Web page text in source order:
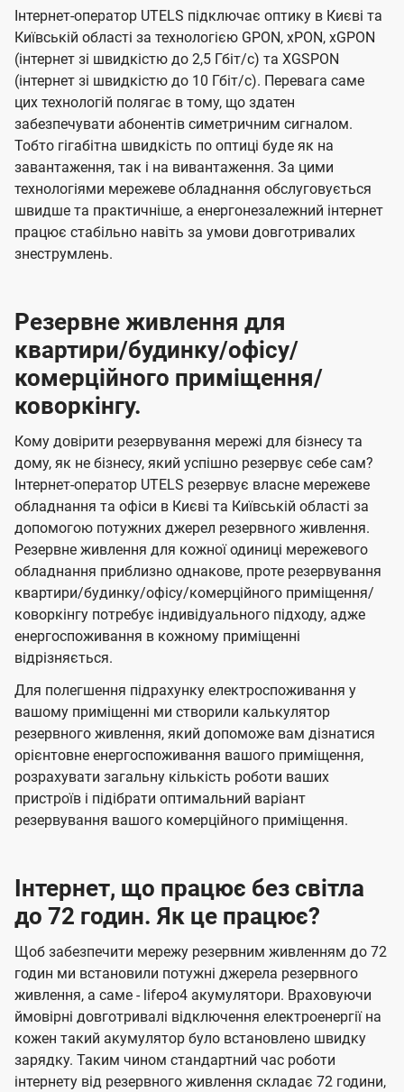
Інтернет-оператор UTELS підключає оптику в Києві та
Київській області за технологією GPON, xPON, xGPON
(інтернет зі швидкістю до 2,5 Гбіт/с) та XGSPON
(інтернет зі швидкістю до 10 Гбіт/с). Перевага саме
цих технологій полягає в тому, що здатен
забезпечувати абонентів симетричним сигналом.
Тобто гігабітна швидкість по оптиці буде як на
завантаження, так і на вивантаження. За цими
технологіями мережеве обладнання обслуговується
швидше та практичніше, а енергонезалежний інтернет
працює стабільно навіть за умови довготривалих
знеструмлень.
Резервне живлення для
квартири/будинку/офісу/
комерційного приміщення/
коворкінгу.
Кому довірити резервування мережі для бізнесу та
дому, як не бізнесу, який успішно резервує себе сам?
Інтернет-оператор UTELS резервує власне мережеве
обладнання та офіси в Києві та Київській області за
допомогою потужних джерел резервного живлення.
Резервне живлення для кожної одиниці мережевого
обладнання приблизно однакове, проте резервування
квартири/будинку/офісу/комерційного приміщення/
коворкінгу потребує індивідуального підходу, адже
енергоспоживання в кожному приміщенні
відрізняється.
Для полегшення підрахунку електроспоживання у
вашому приміщенні ми створили калькулятор
резервного живлення, який допоможе вам дізнатися
орієнтовне енергоспоживання вашого приміщення,
розрахувати загальну кількість роботи ваших
пристроїв і підібрати оптимальний варіант
резервування вашого комерційного приміщення.
Інтернет, що працює без світла
до 72 годин. Як це працює?
Щоб забезпечити мережу резервним живленням до 72
годин ми встановили потужні джерела резервного
живлення, а саме - lifepo4 акумулятори. Враховуючи
ймовірні довготривалі відключення електроенергії на
кожен такий акумулятор було встановлено швидку
зарядку. Таким чином стандартний час роботи
інтернету від резервного живлення складає 72 години,